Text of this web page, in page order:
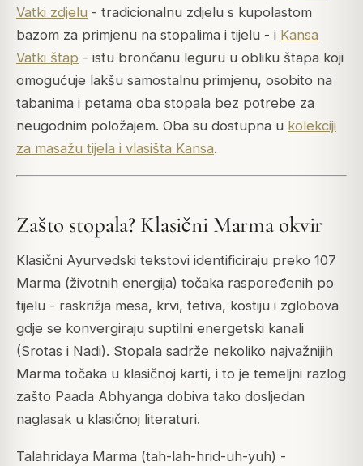
Vatki zdjelu - tradicionalnu zdjelu s kupolastom
bazom za primjenu na stopalima i tijelu - i Kansa
Vatki štap - istu brončanu leguru u obliku štapa koji
omogućuje lakšu samostalnu primjenu, osobito na
tabanima i petama oba stopala bez potrebe za
neugodnim položajem. Oba su dostupna u kolekciji
za masažu tijela i vlasišta Kansa.
Zašto stopala? Klasični Marma okvir
Klasični Ayurvedski tekstovi identificiraju preko 107
Marma (životnih energija) točaka raspoređenih po
tijelu - raskrižja mesa, krvi, tetiva, kostiju i zglobova
gdje se konvergiraju suptilni energetski kanali
(Srotas i Nadi). Stopala sadrže nekoliko najvažnijih
Marma točaka u klasičnoj karti, i to je temeljni razlog
zašto Paada Abhyanga dobiva tako dosljedan
naglasak u klasičnoj literaturi.
Talahridaya Marma (tah-lah-hrid-uh-yuh) -